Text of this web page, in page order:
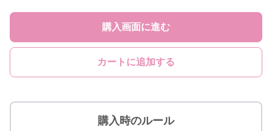
購入画面に進む
カートに追加する
購入時のルール